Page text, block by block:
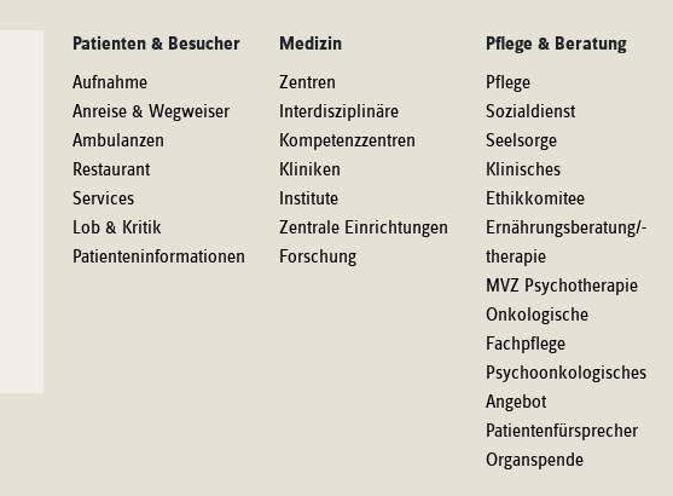
Patienten & Besucher
Aufnahme
Anreise & Wegweiser
Ambulanzen
Restaurant
Services
Lob & Kritik
Patienteninformationen
Medizin
Zentren
Interdisziplinäre
Kompetenzzentren
Kliniken
Institute
Zentrale Einrichtungen
Forschung
Pflege & Beratung
Pflege
Sozialdienst
Seelsorge
Klinisches
Ethikkomitee
Ernährungsberatung/-
therapie
MVZ Psychotherapie
Onkologische
Fachpflege
Psychoonkologisches
Angebot
Patientenfürsprecher
Organspende